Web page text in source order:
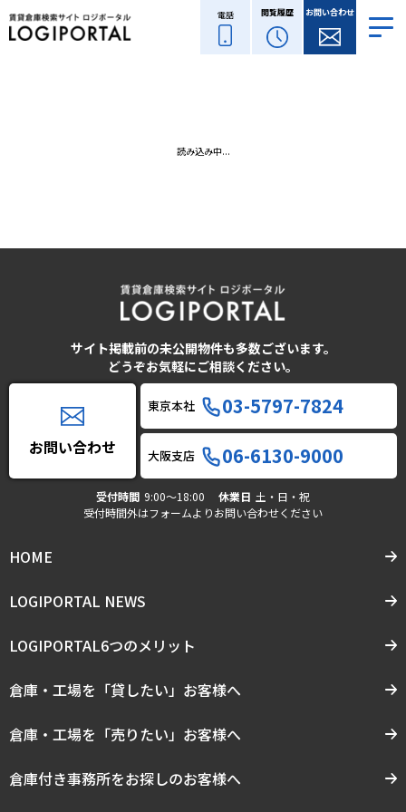
電話 閲覧履歴 お問い合わせ
読み込み中...
サイト掲載前の未公開物件も多数ございます。
どうぞお気軽にご相談ください。
お問い合わせ
東京本社 03-5797-7824
大阪支店 06-6130-9000
受付時間 9:00〜18:00 休業日 土・日・祝
受付時間外はフォームよりお問い合わせください
HOME
LOGIPORTAL NEWS
LOGIPORTAL6つのメリット
倉庫・工場を「貸したい」お客様へ
倉庫・工場を「売りたい」お客様へ
倉庫付き事務所をお探しのお客様へ